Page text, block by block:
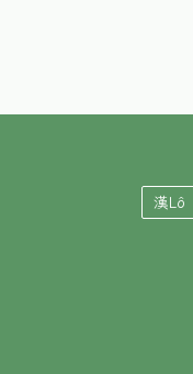
漢Lô